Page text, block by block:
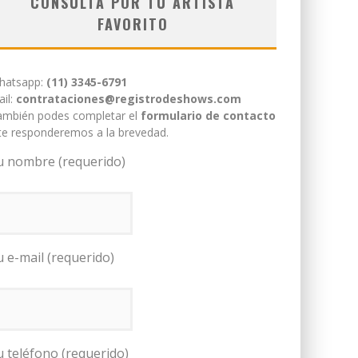
FAVORITO
(11) 3345-6791
contrataciones@registrodeshows.com
podes completar el formulario de contacto
responderemos a la brevedad.
nombre (requerido)
e-mail (requerido)
teléfono (requerido)